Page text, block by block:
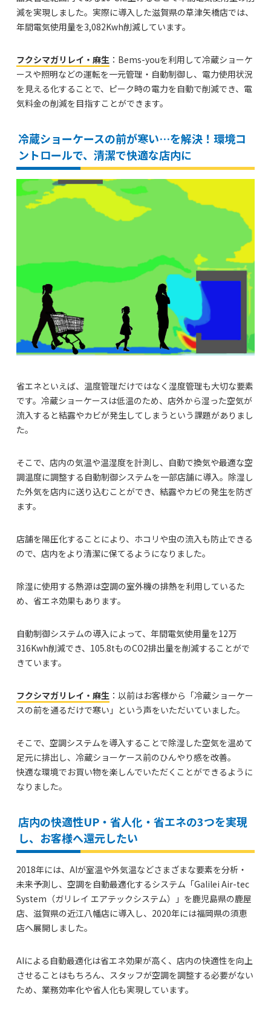
減を実現しました。実際に導入した滋賀県の草津矢橋店では、
年間電気使用量を3,082Kwh削減しています。
フクシマガリレイ・麻生 ：Bems-youを利用して冷蔵ショーケ
ースや照明などの運転を一元管理・自動制御し、電力使用状況
を見える化することで、ピーク時の電力を自動で削減でき、電
気料金の削減を目指すことができます。
冷蔵ショーケースの前が寒い…を解決！環境コ
ントロールで、清潔で快適な店内に
省エネといえば、温度管理だけではなく湿度管理も大切な要素
です。冷蔵ショーケースは低温のため、店外から湿った空気が
流入すると結露やカビが発生してしまうという課題がありまし
た。
そこで、店内の気温や温湿度を計測し、自動で換気や最適な空
調温度に調整する自動制御システムを一部店舗に導入。除湿し
た外気を店内に送り込むことができ、結露やカビの発生を防ぎ
ます。
店舗を陽圧化することにより、ホコリや虫の流入も防止できる
ので、店内をより清潔に保てるようになりました。
除湿に使用する熱源は空調の室外機の排熱を利用しているた
め、省エネ効果もあります。
自動制御システムの導入によって、年間電気使用量を12万
316Kwh削減でき、105.8tものCO2排出量を削減することがで
きています。
フクシマガリレイ・麻生 ：以前はお客様から「冷蔵ショーケー
スの前を通るだけで寒い」という声をいただいていました。
そこで、空調システムを導入することで除湿した空気を温めて
足元に排出し、冷蔵ショーケース前のひんやり感を改善。
快適な環境でお買い物を楽しんでいただくことができるように
なりました。
店内の快適性UP・省人化・省エネの3つを実現
し、お客様へ還元したい
2018年には、AIが室温や外気温などさまざまな要素を分析・
未来予測し、空調を自動最適化するシステム「Galilei Air-tec
System（ガリレイ エアテックシステム）」を鹿児島県の鹿屋
店、滋賀県の近江八幡店に導入し、2020年には福岡県の須恵
店へ展開しました。
AIによる自動最適化は省エネ効果が高く、店内の快適性を向上
させることはもちろん、スタッフが空調を調整する必要がない
ため、業務効率化や省人化も実現しています。